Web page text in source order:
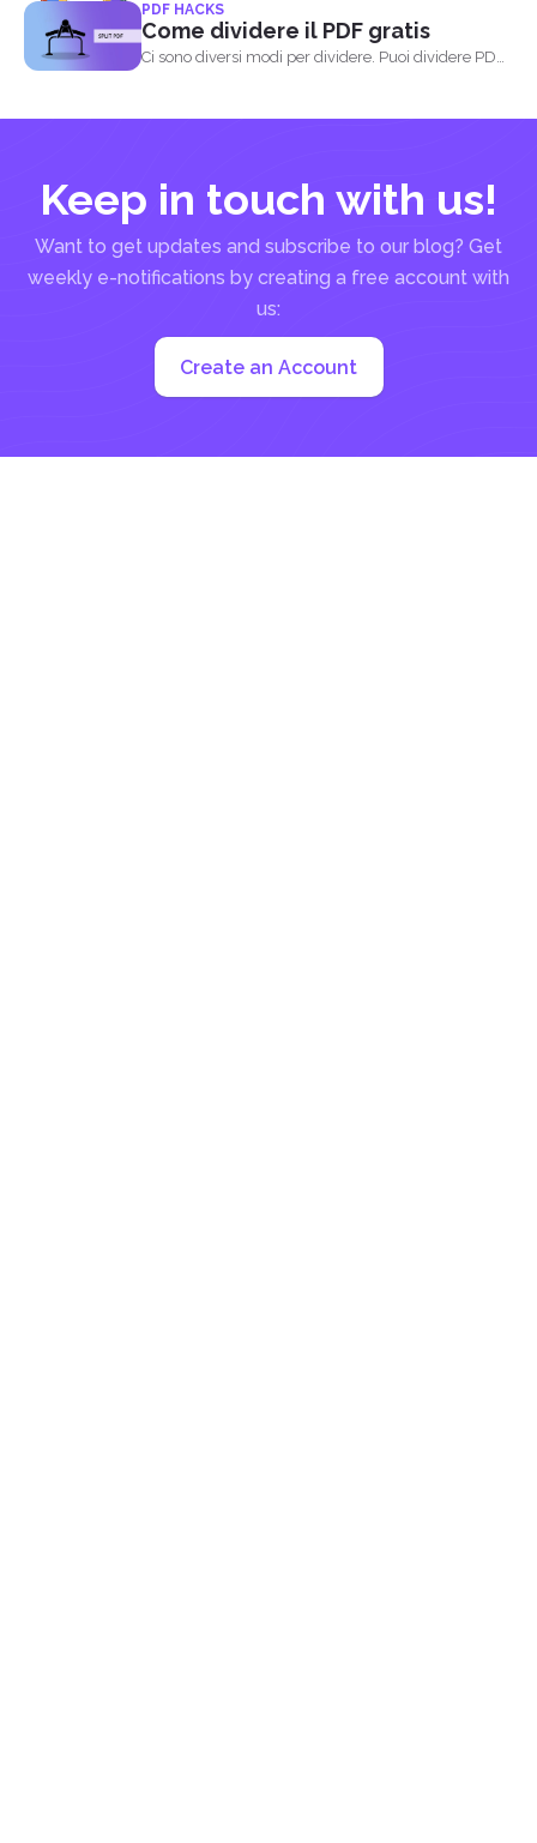
immagine...
PDF HACKS
Come dividere il PDF gratis
Ci sono diversi modi per dividere. Puoi dividere PDF
Keep in touch with us!
Want to get updates and subscribe to our blog? Get
weekly e-notifications by creating a free account with
us:
Create an Account